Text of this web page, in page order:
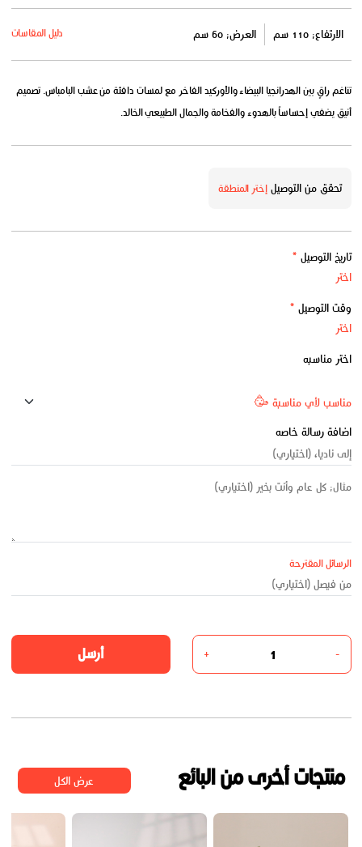
الارتفاع: 110 سم العرض: 60 سم دليل المقاسات
تناغم راقٍ بين الهدرانجيا البيضاء والأوركيد الفاخر مع لمسات دافئة من عشب البامباس. تصميم
أنيق يضفي إحساساً بالهدوء والفخامة والجمال الطبيعي الخالد.
تحقق من التوصيلإختر المنطقة
تاريخ التوصيل *
وقت التوصيل *
اختر مناسبه
اضافة رسالة خاصه
الرسائل المقترحة
-
+ أرسل
منتجات أخرى من البائع عرض الكل